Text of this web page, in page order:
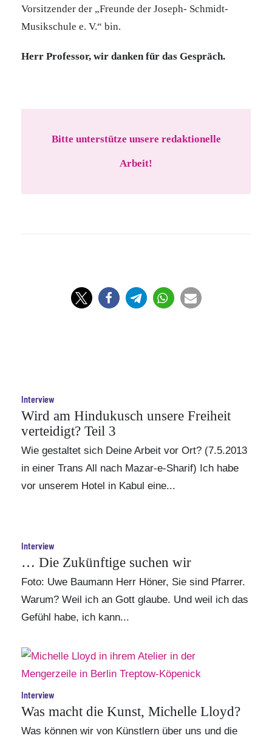
Vorsitzender der „Freunde der Joseph- Schmidt-
Musikschule e. V.“ bin.
Herr Professor, wir danken für das Gespräch.
Bitte unterstütze unsere redaktionelle
Arbeit!
Interview
Wird am Hindukusch unsere Freiheit
verteidigt? Teil 3
Wie gestaltet sich Deine Arbeit vor Ort? (7.5.2013
in einer Trans All nach Mazar-e-Sharif) Ich habe
vor unserem Hotel in Kabul eine...
Interview
… Die Zukünftige suchen wir
Foto: Uwe Baumann Herr Höner, Sie sind Pfarrer.
Warum? Weil ich an Gott glaube. Und weil ich das
Gefühl habe, ich kann...
Interview
Was macht die Kunst, Michelle Lloyd?
Was können wir von Künstlern über uns und die